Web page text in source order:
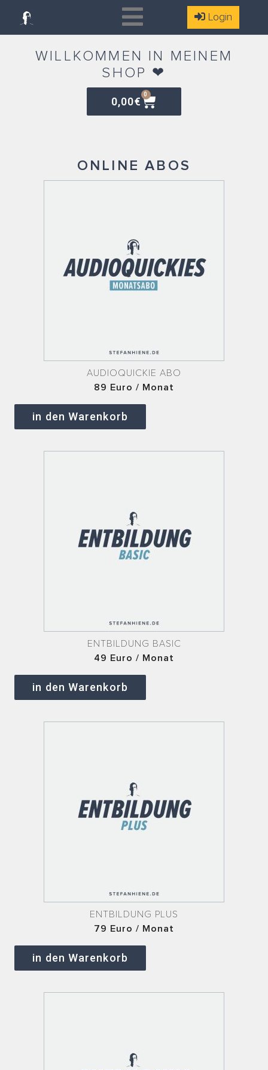
Inhalt
springen
Login
WILLKOMMEN IN MEINEM
SHOP ❤
0,00€
0
ONLINE ABOS
AUDIOQUICKIE ABO
89 Euro / Monat
in den Warenkorb
ENTBILDUNG BASIC
49 Euro / Monat
in den Warenkorb
ENTBILDUNG PLUS
79 Euro / Monat
in den Warenkorb